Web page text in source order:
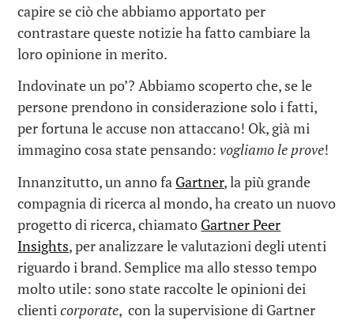
capire se ciò che abbiamo apportato per
contrastare queste notizie ha fatto cambiare la
loro opinione in merito.
Indovinate un po’? Abbiamo scoperto che, se le
persone prendono in considerazione solo i fatti,
per fortuna le accuse non attaccano! Ok, già mi
immagino cosa state pensando:vogliamo le prove!
Innanzitutto, un anno fa Gartner, la più grande
compagnia di ricerca al mondo, ha creato un nuovo
progetto di ricerca, chiamato Gartner Peer
Insights, per analizzare le valutazioni degli utenti
riguardo i brand. Semplice ma allo stesso tempo
molto utile: sono state raccolte le opinioni dei
clienticorporate, con la supervisione di Gartner